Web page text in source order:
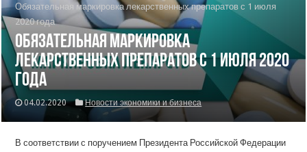
Обязательная маркировка лекарственных препаратов с 1 июля
2020 года
Обязательная маркировка
лекарственных препаратов с 1 июля 2020
года
04.02.2020 Новости экономики и бизнеса
В соответствии с поручением Президента Российской Федерации